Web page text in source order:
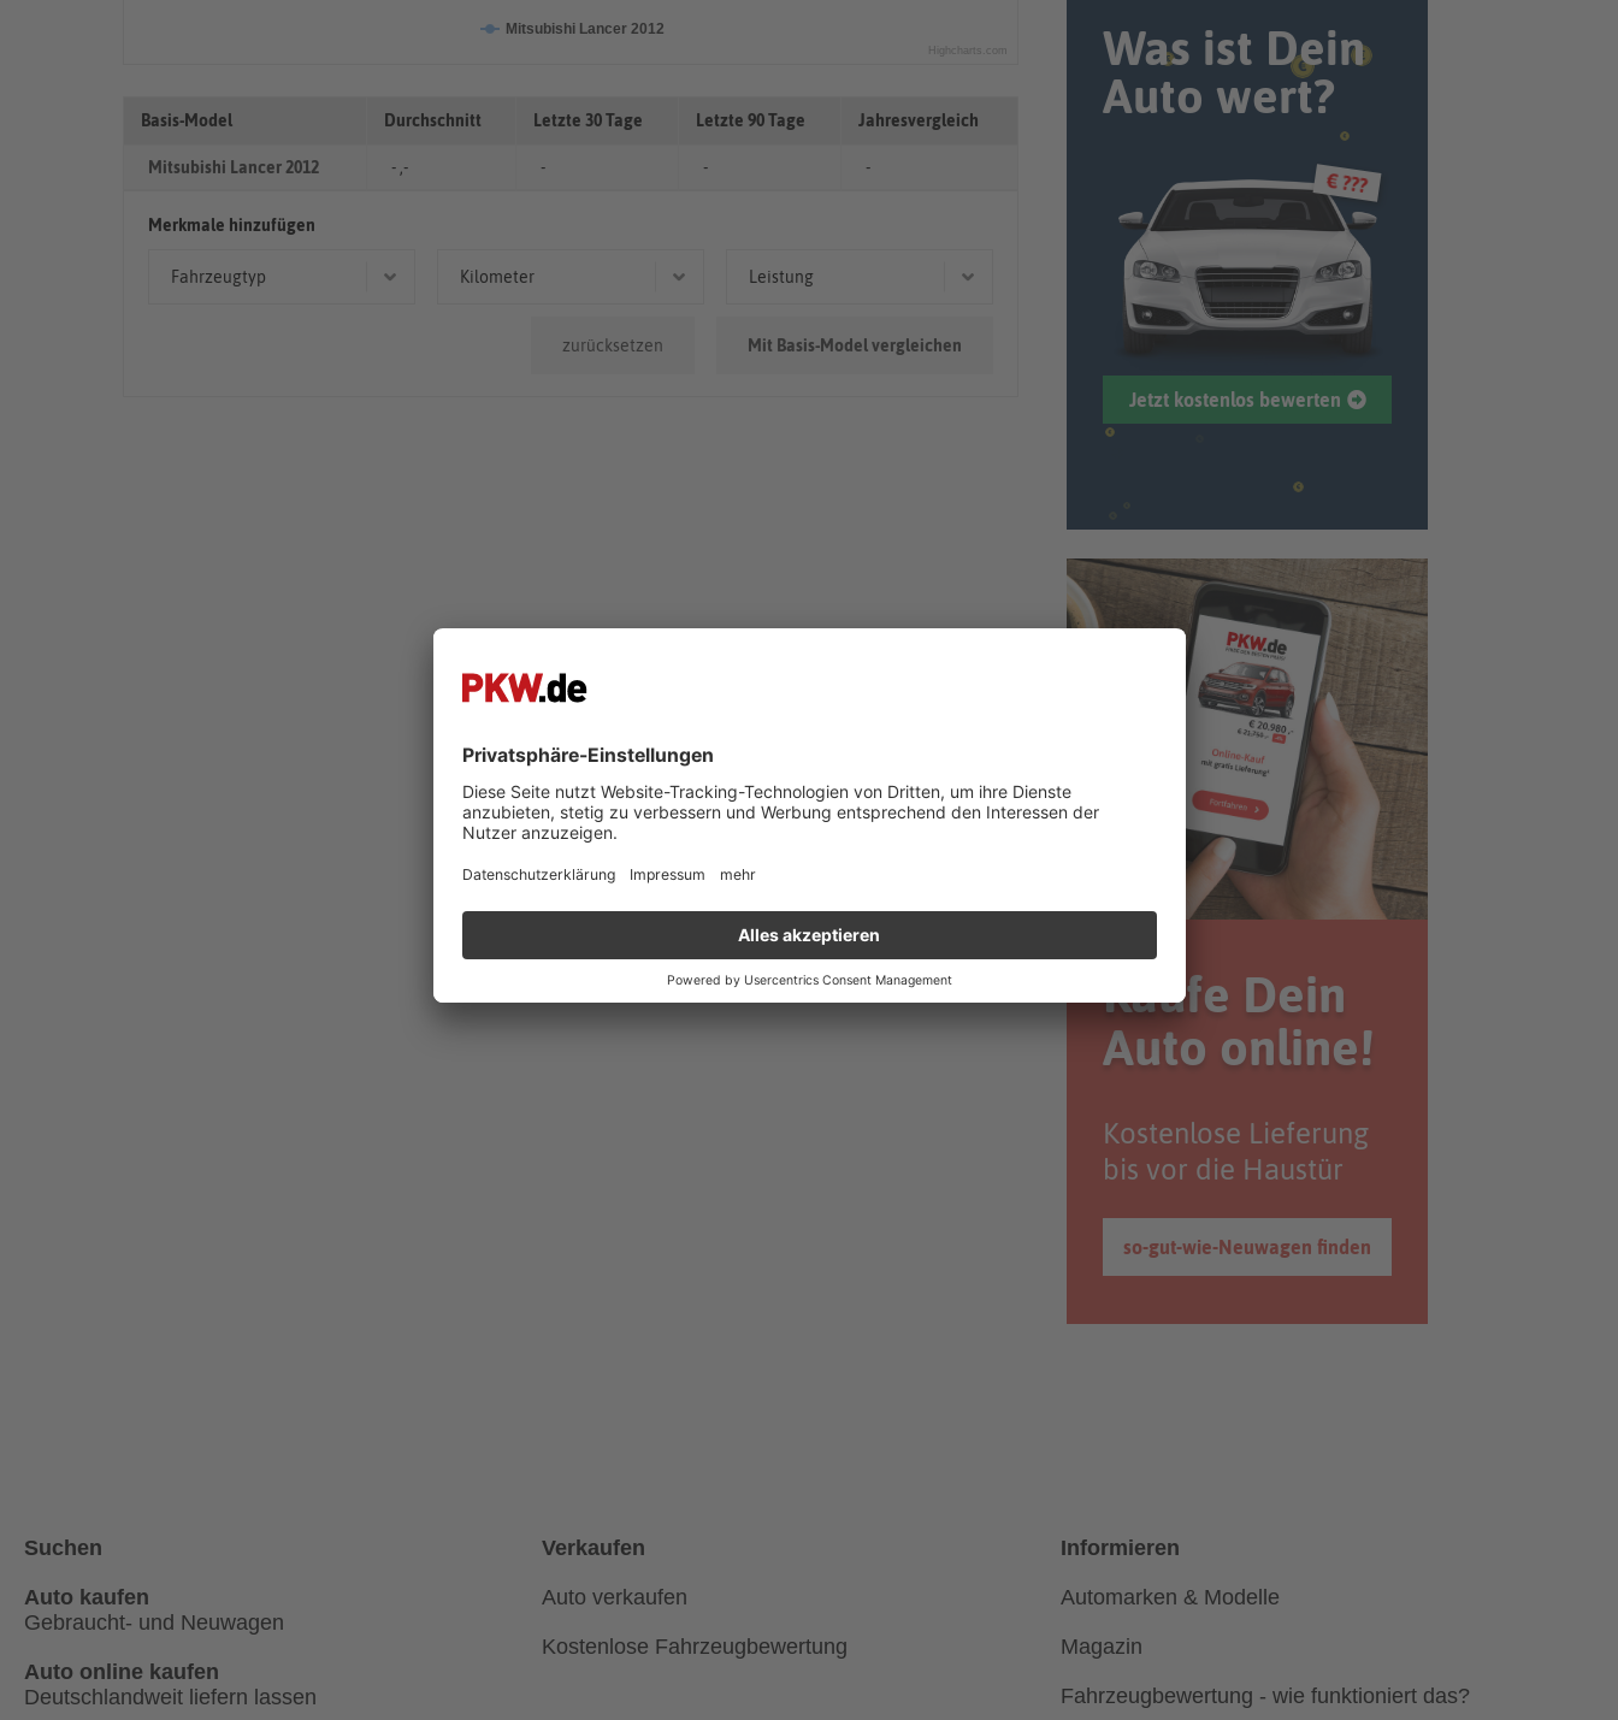
Mitsubishi Lancer 2012
Highcharts.com
Basis-Model Durchschnitt Letzte 30 Tage Letzte 90 Tage Jahresvergleich
Mitsubishi Lancer 2012 - ,- - - -
Merkmale hinzufügen
Fahrzeugtyp Kilometer Leistung
zurücksetzen Mit Basis-Model vergleichen
Was ist Dein
Auto wert?
€ ???
Jetzt kostenlos bewerten
Kaufe Dein
Auto online!
Kostenlose Lieferung
bis vor die Haustür
so-gut-wie-Neuwagen finden
Suchen
Auto kaufen
Gebraucht- und Neuwagen
Auto online kaufen
Deutschlandweit liefern lassen
Verkaufen
Auto verkaufen
Kostenlose Fahrzeugbewertung
Informieren
Automarken & Modelle
Magazin
Fahrzeugbewertung - wie funktioniert das?